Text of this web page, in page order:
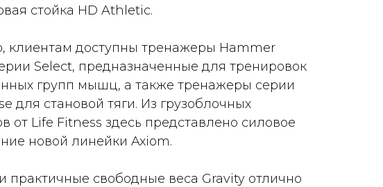
стойка HD Athletic.
клиентам доступны тренажеры Hammer
Select, предназначенные для тренировок
групп мышц, а также тренажеры серии
для становой тяги. Из грузоблочных
от Life Fitness здесь представлено силовое
новой линейки Axiom.
практичные свободные веса Gravity отлично